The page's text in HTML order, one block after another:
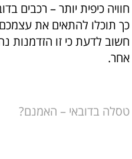
חוויה כיפית יותר – רכבים
כך תוכלו להתאים את
חשוב לדעת כי זו הזדמנות
אחר.
טסלה בדובאי – האמנם?